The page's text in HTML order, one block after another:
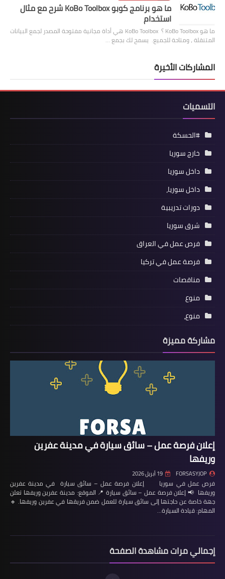
ما هو برنامج كوبو KoBo Toolbox شرح مع مثال
استخدام
ما هو KoBo Toolbox ؟ KoBo Toolbox هي أداة مجانية مفتوحة المصدر لجمع البيانات
المتنقلة ، ومتاحة للجميع. يسمح لك بجمع …
المشاركات الأخيرة
التسميات
#الحسكة
خارج سوريا
داخل سوريا
داخل سوريا،
دورات تدريبية
شرق سوريا
فرص عمل في العراق
فرصة عمل في تركيا
مناقصات
منوع
منوع،
مشاركة مميزة
إعلان فرصة عمل – سائق سيارة في مدينة عفرين
وريفها
FORSASYJOP 19 أبريل 2026
فرص عمل في سوريا إعلان فرصة عمل – سائق سيارة في مدينة عفرين
وريفها 📢 إعلان فرصة عمل – سائق سيارة 📍 الموقع: مدينة عفرين وريفها تعلن
جهة خاصة عن حاجتها إلى سائق سيارة للعمل ضمن فريقها في عفرين وريفها. 🔹
المهام: قيادة السيارة…
إجمالي مرات مشاهدة الصفحة